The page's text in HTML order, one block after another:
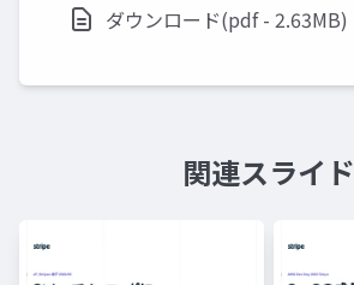
ダウンロード(pdf - 2.63MB)
関連スライド